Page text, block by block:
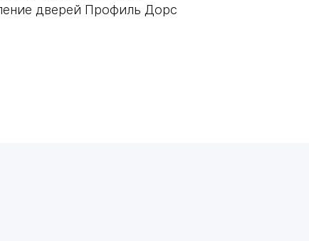
дверей Профиль Дорс